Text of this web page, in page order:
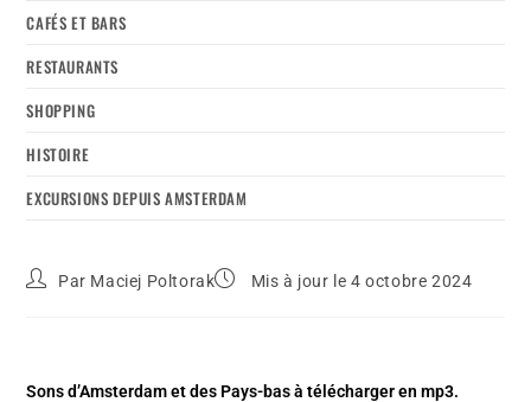
CAFÉS ET BARS
RESTAURANTS
SHOPPING
HISTOIRE
EXCURSIONS DEPUIS AMSTERDAM
Par Maciej Poltorak Mis à jour le 4 octobre 2024
Sons d’Amsterdam et des Pays-bas à télécharger en mp3.